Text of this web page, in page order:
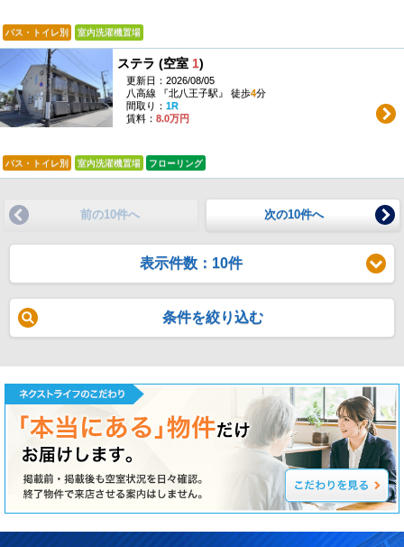
バス・トイレ別 室内洗濯機置場
ステラ (空室 1)
更新日：2026/08/05
八高線 『北八王子駅』 徒歩4分
間取り： 1R
賃料： 8.0万円
バス・トイレ別 室内洗濯機置場 フローリング
前の10件へ 次の10件へ
表示件数：10件
条件を絞り込む